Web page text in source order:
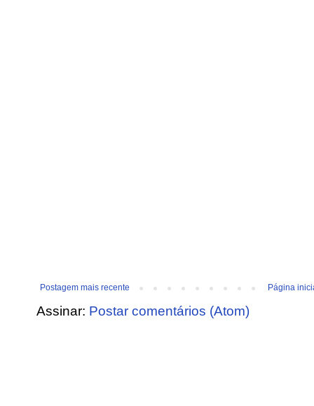
Postagem mais recente Página
Assinar: Postar comentários (Atom)